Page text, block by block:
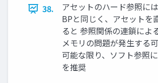
38.
アセットのハード参照に
BPと同じく、アセットを
ると 参照関係の連鎖によ
メモリの問題が発生する
可能な限り、ソフト参照
を推奨